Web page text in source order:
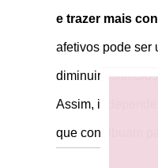
e trazer mais
afetivos pode ser
diminuir
Assim,
que contribuam